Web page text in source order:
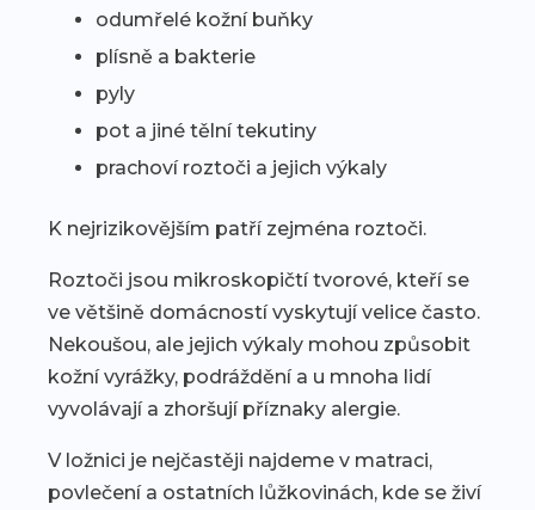
odumřelé kožní buňky
plísně a bakterie
pyly
pot a jiné tělní tekutiny
prachoví roztoči a jejich výkaly
K nejrizikovějším patří zejména roztoči.
Roztoči jsou mikroskopičtí tvorové, kteří se
ve většině domácností vyskytují velice často.
Nekoušou, ale jejich výkaly mohou způsobit
kožní vyrážky, podráždění a u mnoha lidí
vyvolávají a zhoršují příznaky alergie.
V ložnici je nejčastěji najdeme v matraci,
povlečení a ostatních lůžkovinách, kde se živí